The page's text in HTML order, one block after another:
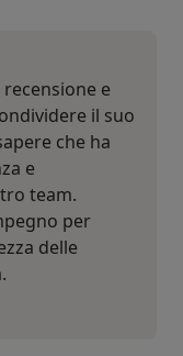
e
il suo
che ha
e
team.
per
delle